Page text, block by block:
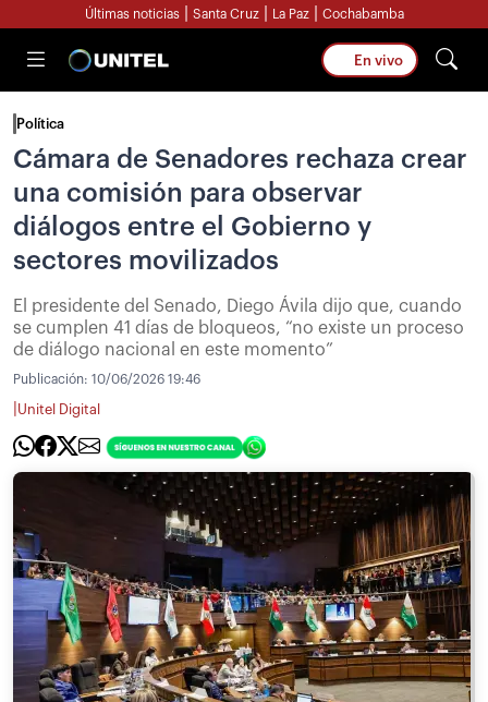
Últimas noticias Santa Cruz La Paz Cochabamba
En vivo
Política
Cámara de Senadores rechaza crear
una comisión para observar
diálogos entre el Gobierno y
sectores movilizados
El presidente del Senado, Diego Ávila dijo que, cuando
se cumplen 41 días de bloqueos, “no existe un proceso
de diálogo nacional en este momento”
Publicación: 10/06/2026 19:46
Unitel Digital